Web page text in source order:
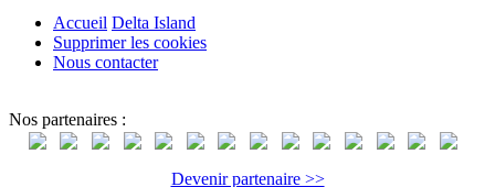
Accueil Delta Island
Supprimer les cookies
Nous contacter
Nos partenaires :
Devenir partenaire >>